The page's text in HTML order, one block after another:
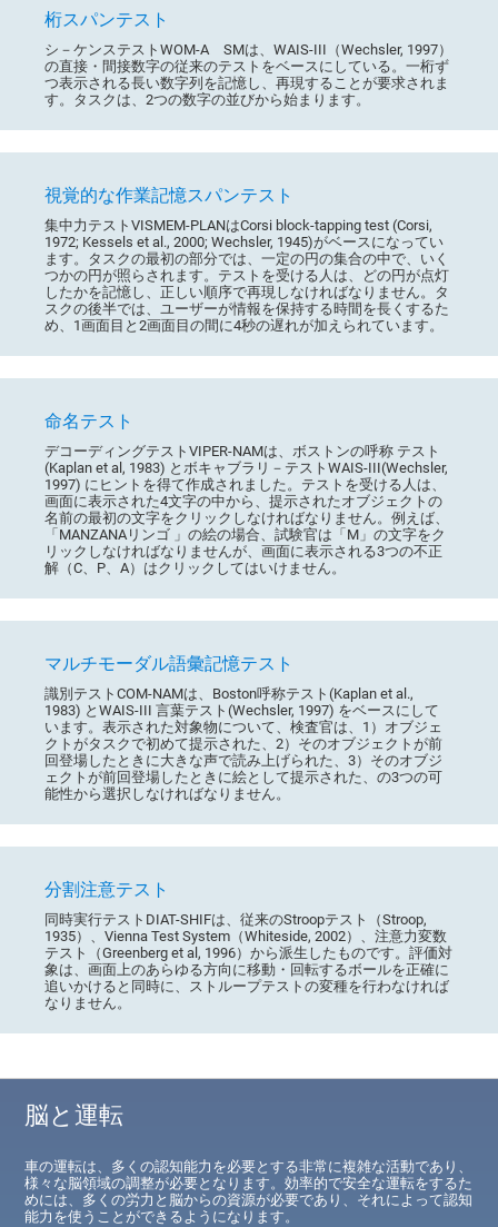
桁スパンテスト
シ－ケンステストWOM-A SMは、WAIS-III（Wechsler, 1997）
の直接・間接数字の従来のテストをベースにしている。一桁ず
つ表示される長い数字列を記憶し、再現することが要求されま
す。タスクは、2つの数字の並びから始まります。
視覚的な作業記憶スパンテスト
集中力テストVISMEM-PLANはCorsi block-tapping test (Corsi,
1972; Kessels et al., 2000; Wechsler, 1945)がベースになってい
ます。タスクの最初の部分では、一定の円の集合の中で、いく
つかの円が照らされます。テストを受ける人は、どの円が点灯
したかを記憶し、正しい順序で再現しなければなりません。タ
スクの後半では、ユーザーが情報を保持する時間を長くするた
め、1画面目と2画面目の間に4秒の遅れが加えられています。
命名テスト
デコーディングテストVIPER-NAMは、ボストンの呼称 テスト
(Kaplan et al, 1983) とボキャブラリ－テストWAIS-III(Wechsler,
1997) にヒントを得て作成されました。テストを受ける人は、
画面に表示された4文字の中から、提示されたオブジェクトの
名前の最初の文字をクリックしなければなりません。例えば、
「MANZANAリンゴ 」の絵の場合、試験官は「M」の文字をク
リックしなければなりませんが、画面に表示される3つの不正
解（C、P、A）はクリックしてはいけません。
マルチモーダル語彙記憶テスト
識別テストCOM-NAMは、Boston呼称テスト(Kaplan et al.,
1983) とWAIS-III 言葉テスト(Wechsler, 1997) をベースにして
います。表示された対象物について、検査官は、1）オブジェ
クトがタスクで初めて提示された、2）そのオブジェクトが前
回登場したときに大きな声で読み上げられた、3）そのオブジ
ェクトが前回登場したときに絵として提示された、の3つの可
能性から選択しなければなりません。
分割注意テスト
同時実行テストDIAT-SHIFは、従来のStroopテスト（Stroop,
1935）、Vienna Test System（Whiteside, 2002）、注意力変数
テスト（Greenberg et al, 1996）から派生したものです。評価対
象は、画面上のあらゆる方向に移動・回転するボールを正確に
追いかけると同時に、ストループテストの変種を行わなければ
なりません。
脳と運転
車の運転は、多くの認知能力を必要とする非常に複雑な活動であり、
様々な脳領域の調整が必要となります。効率的で安全な運転をするた
めには、多くの労力と脳からの資源が必要であり、それによって認知
能力を使うことができるようになります。